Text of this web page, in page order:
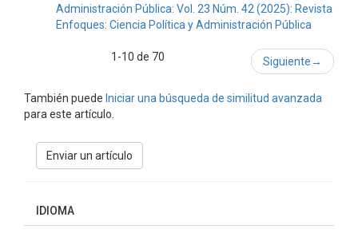
Administración Pública: Vol. 23 Núm. 42 (2025): Revista
Enfoques: Ciencia Política y Administración Pública
1-10 de 70 Siguiente→
También puede Iniciar una búsqueda de similitud avanzada
para este artículo.
Enviar
unEnviar un artículo
IDIOMA